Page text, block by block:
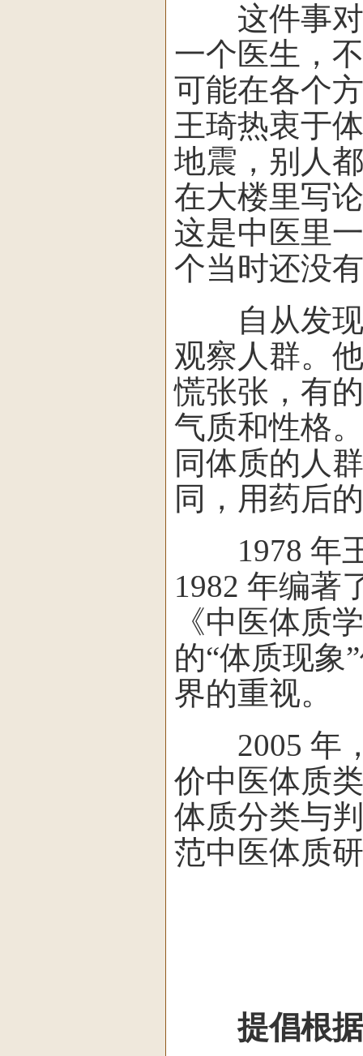
这件事对
一个医生，
可能在各个
王琦热衷于
地震，别人
在大楼里写
这是中医里
个当时还没
自从发现
观察人群。
慌张张，有
气质和性格
同体质的人
同，用药后
1978 年王
1982 年编著
《中医体质
的“体质现象
界的重视。
2005 年，
价中医体质
体质分类与
范中医体质
提倡根